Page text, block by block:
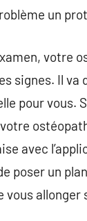
un
votre
signes. Il
pour vous.
avec
poser un
vous